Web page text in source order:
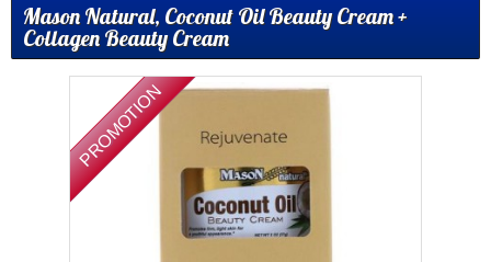
Mason Natural, Coconut Oil Beauty Cream +
Collagen Beauty Cream
PROMOTION